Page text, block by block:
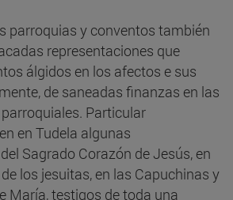
parroquias y conventos también
representaciones que
álgidos en los afectos e sus
de saneadas finanzas en las
Particular
en Tudela algunas
Sagrado Corazón de Jesús, en
los jesuitas, en las Capuchinas y
María, testigos de toda una